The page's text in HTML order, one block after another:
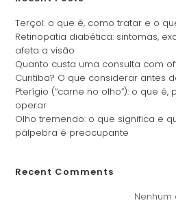
Terçol: o que é, como tratar e o
Retinopatia diabética: sintomas,
afeta a visão
Quanto custa uma consulta com
Curitiba? O que considerar antes
Pterígio (“carne no olho”): o que
operar
Olho tremendo: o que significa e
pálpebra é preocupante
Recent Comments